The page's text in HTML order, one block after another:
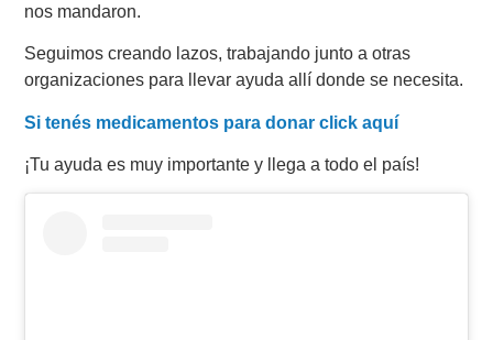
nos mandaron.
Seguimos creando lazos, trabajando junto a otras
organizaciones para llevar ayuda allí donde se necesita.
Si tenés medicamentos para donar click aquí
¡Tu ayuda es muy importante y llega a todo el país!